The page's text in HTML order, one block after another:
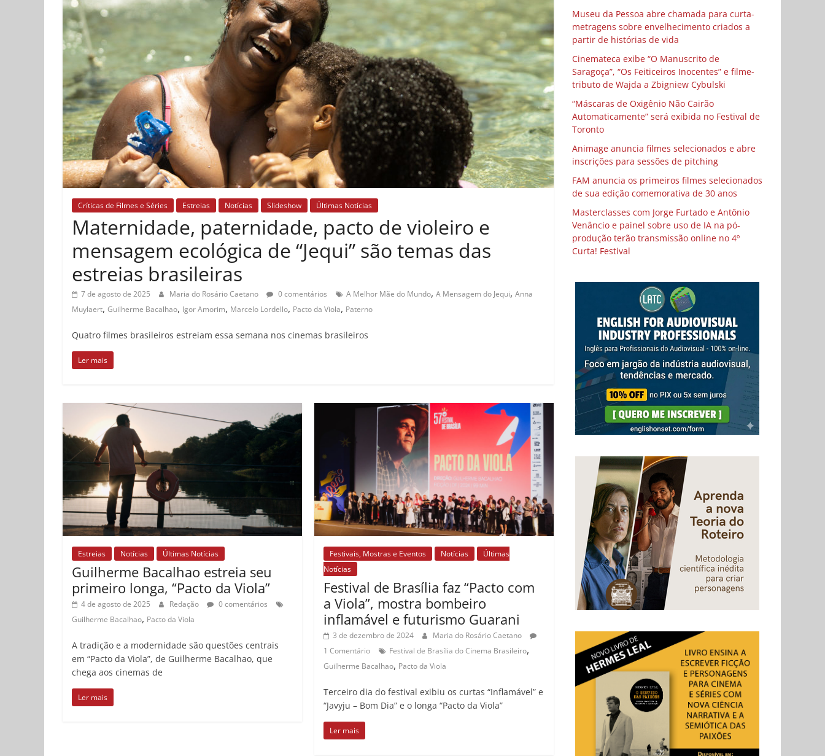
Críticas de Filmes e Séries Estreias Notícias Slideshow Últimas Notícias
Maternidade, paternidade, pacto de violeiro e
mensagem ecológica de “Jequi” são temas das
estreias brasileiras
7 de agosto de 2025 Maria do Rosário Caetano 0 comentários A Melhor Mãe do Mundo, A Mensagem do Jequi, Anna
Muylaert, Guilherme Bacalhao, Igor Amorim, Marcelo Lordello, Pacto da Viola, Paterno
Quatro filmes brasileiros estreiam essa semana nos cinemas brasileiros
Ler mais
Estreias Notícias Últimas Notícias
Guilherme Bacalhao estreia seu
primeiro longa, “Pacto da Viola”
4 de agosto de 2025 Redação
0 comentários
Guilherme Bacalhao, Pacto da Viola
A tradição e a modernidade são questões centrais
em “Pacto da Viola”, de Guilherme Bacalhao, que
chega aos cinemas de
Ler mais
Festivais, Mostras e Eventos Notícias
Últimas
Notícias
Festival de Brasília faz “Pacto com
a Viola”, mostra bombeiro
inflamável e futurismo Guarani
3 de dezembro de 2024
Maria do Rosário Caetano
1 Comentário
Festival de Brasília do Cinema Brasileiro,
Guilherme Bacalhao, Pacto da Viola
Terceiro dia do festival exibiu os curtas “Inflamável” e
“Javyju – Bom Dia” e o longa “Pacto da Viola”
Ler mais
Museu da Pessoa abre chamada para curta-
metragens sobre envelhecimento criados a
partir de histórias de vida
Cinemateca exibe “O Manuscrito de
Saragoça”, “Os Feiticeiros Inocentes” e filme-
tributo de Wajda a Zbigniew Cybulski
“Máscaras de Oxigênio Não Cairão
Automaticamente” será exibida no Festival de
Toronto
Animage anuncia filmes selecionados e abre
inscrições para sessões de pitching
FAM anuncia os primeiros filmes selecionados
de sua edição comemorativa de 30 anos
Masterclasses com Jorge Furtado e Antônio
Venâncio e painel sobre uso de IA na pó-
produção terão transmissão online no 4º
Curta! Festival